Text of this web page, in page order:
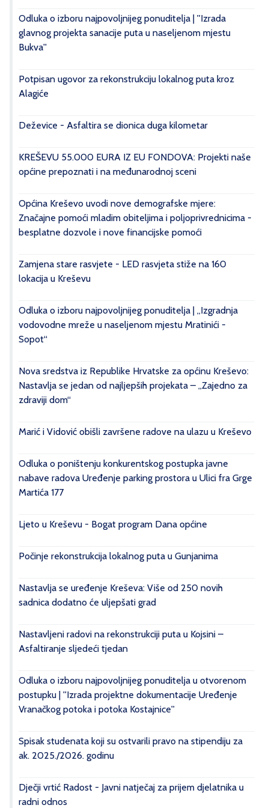
Odluka o izboru najpovoljnijeg ponuditelja | ''Izrada
glavnog projekta sanacije puta u naseljenom mjestu
Bukva''
Potpisan ugovor za rekonstrukciju lokalnog puta kroz
Alagiće
Deževice - Asfaltira se dionica duga kilometar
KREŠEVU 55.000 EURA IZ EU FONDOVA: Projekti naše
općine prepoznati i na međunarodnoj sceni
Općina Kreševo uvodi nove demografske mjere:
Značajne pomoći mladim obiteljima i poljoprivrednicima -
besplatne dozvole i nove financijske pomoći
Zamjena stare rasvjete - LED rasvjeta stiže na 160
lokacija u Kreševu
Odluka o izboru najpovoljnijeg ponuditelja | „Izgradnja
vodovodne mreže u naseljenom mjestu Mratinići -
Sopot“
Nova sredstva iz Republike Hrvatske za općinu Kreševo:
Nastavlja se jedan od najljepših projekata – „Zajedno za
zdraviji dom“
Marić i Vidović obišli završene radove na ulazu u Kreševo
Odluka o poništenju konkurentskog postupka javne
nabave radova Uređenje parking prostora u Ulici fra Grge
Martića 177
Ljeto u Kreševu - Bogat program Dana općine
Počinje rekonstrukcija lokalnog puta u Gunjanima
Nastavlja se uređenje Kreševa: Više od 250 novih
sadnica dodatno će uljepšati grad
Nastavljeni radovi na rekonstrukciji puta u Kojsini –
Asfaltiranje sljedeći tjedan
Odluka o izboru najpovoljnijeg ponuditelja u otvorenom
postupku | ''Izrada projektne dokumentacije Uređenje
Vranačkog potoka i potoka Kostajnice''
Spisak studenata koji su ostvarili pravo na stipendiju za
ak. 2025./2026. godinu
Dječji vrtić Radost - Javni natječaj za prijem djelatnika u
radni odnos